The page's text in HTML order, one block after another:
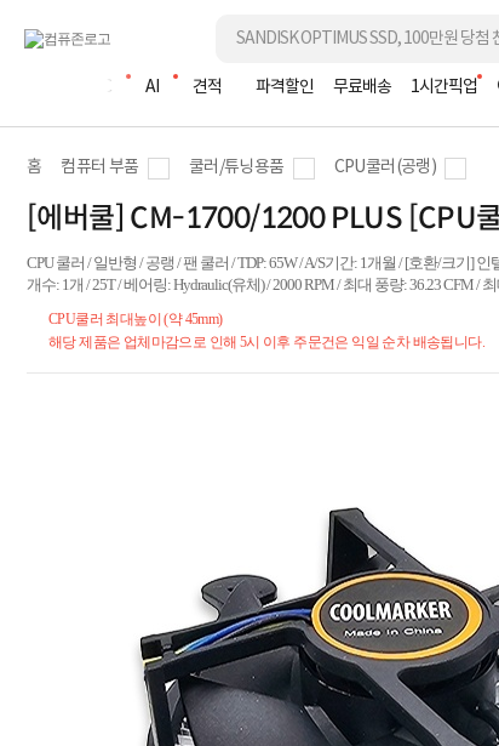
조립PC AI 견적 파격할인 무료배송 1시간픽업
홈 컴퓨터 부품 쿨러/튜닝용품 CPU쿨러(공랭)
[에버쿨] CM-1700/1200 PLUS [CPU쿨
CPU 쿨러 / 일반형 / 공랭 / 팬 쿨러 / TDP: 65W / A/S기간: 1개월 / [호환/크기]
개수: 1개 / 25T / 베어링: Hydraulic(유체) / 2000 RPM / 최대 풍량: 36.23 CFM /
CPU쿨러 최대높이 (약 45mm)
해당 제품은 업체마감으로 인해 5시 이후 주문건은 익일 순차 배송됩니다.